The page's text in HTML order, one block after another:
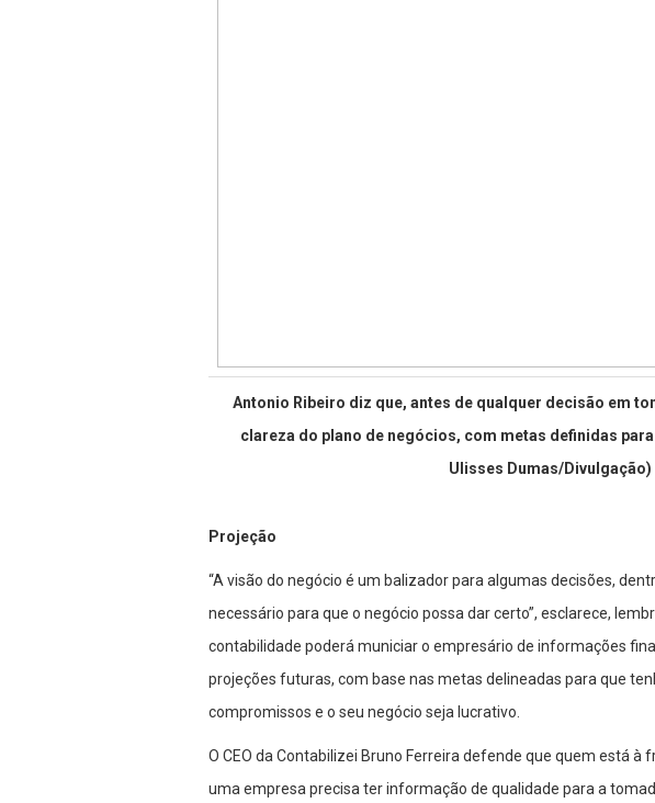
Antonio Ribeiro diz que, antes de qualquer decisão em
clareza do plano de negócios, com metas definidas
Ulisses Dumas/Divulgação)
Projeção
“A visão do negócio é um balizador para algumas decisões,
necessário para que o negócio possa dar certo”, esclarece,
contabilidade poderá municiar o empresário de informações
projeções futuras, com base nas metas delineadas para que
compromissos e o seu negócio seja lucrativo.
O CEO da Contabilizei Bruno Ferreira defende que quem está à
uma empresa precisa ter informação de qualidade para a